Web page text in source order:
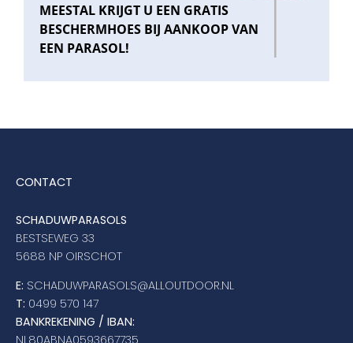
MEESTAL KRIJGT U EEN GRATIS
BESCHERMHOES BIJ AANKOOP VAN
EEN PARASOL!
CONTACT
SCHADUWPARASOLS
BESTSEWEG 33
5688 NP OIRSCHOT
E: SCHADUWPARASOLS@ALLOUTDOOR.NL
T: 0499 570 147
BANKREKENING / IBAN: